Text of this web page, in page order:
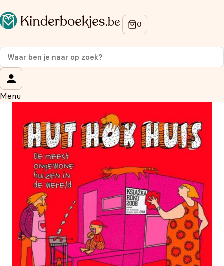
Menu
Op de hoogte blijven van onze acties?
Meld je aan voor onze nieuwsbrief en ontvang
korting
Wat is je voornaam?
Aanmelden
We gebruiken je gegevens om contact op te nemen, in
overeenstemming met ons
privacybeleid.